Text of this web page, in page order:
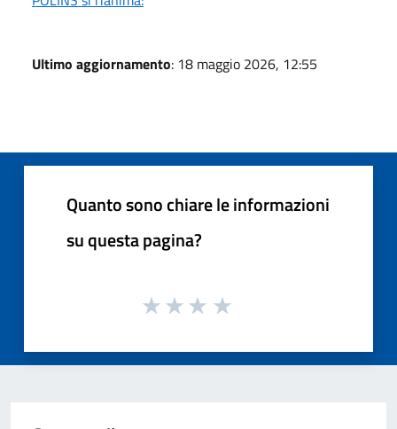
Ultimo aggiornamento: 18 maggio 2026, 12:55
Quanto sono chiare le informazioni
su questa pagina?